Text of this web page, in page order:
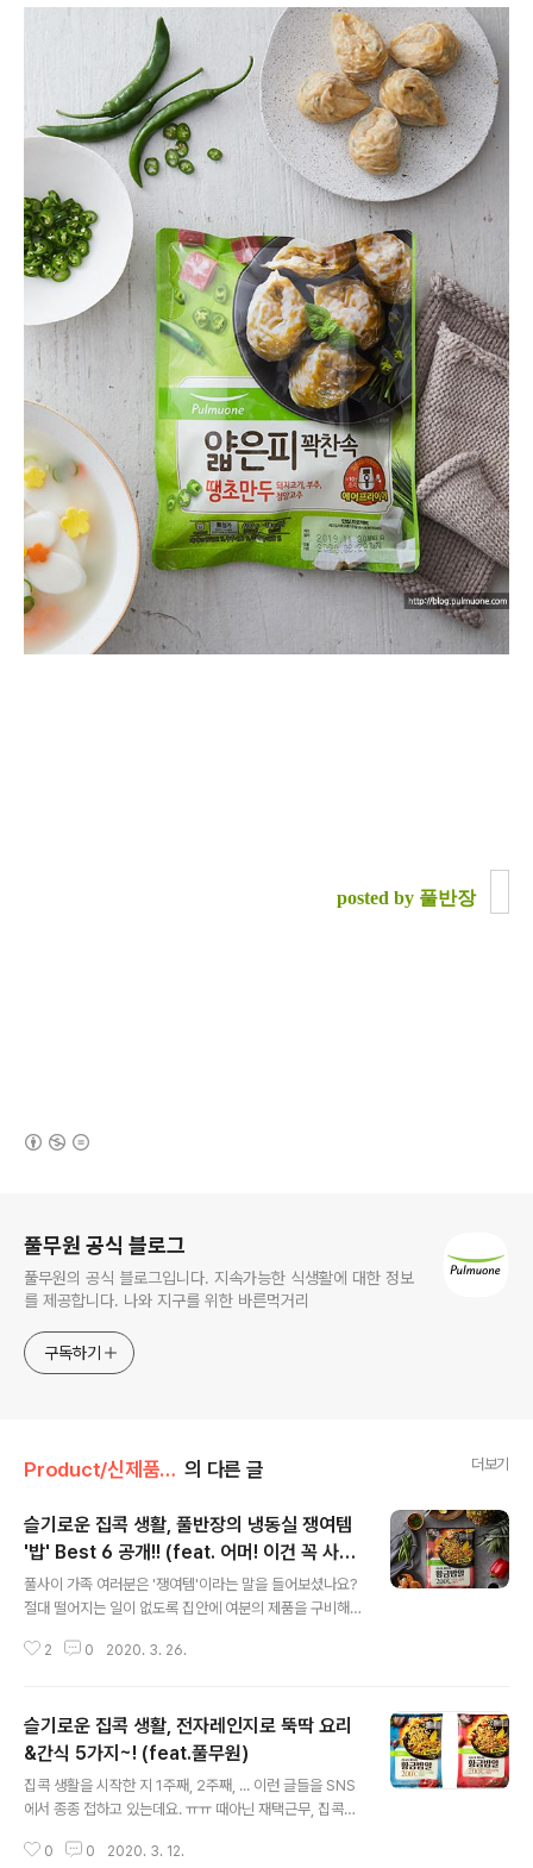
posted by 풀반장
풀무원 공식 블로그
풀무원의 공식 블로그입니다. 지속가능한 식생활에 대한 정보
를 제공합니다. 나와 지구를 위한 바른먹거리
구독하기
Product/신제품 인사드려요! 의 다른 글 더보기
슬기로운 집콕 생활, 풀반장의 냉동실 쟁여템
'밥' Best 6 공개!! (feat. 어머! 이건 꼭 사야
해!!)
풀사이 가족 여러분은 '쟁여템'이라는 말을 들어보셨나요?
절대 떨어지는 일이 없도록 집안에 여분의 제품을 구비해
쟁여템으로서 최고의 인기를 끌고 있는 것은... 바로 냉동식
팬이나 전자레인지에 데우기만 하면 식사 준비가 끝나는
간편함은 물론 쟁여둬도 부담없는 긴 보존력까지! 쟁여템
으로 좋은 자질(?)을 모두 갖췄다 할 수 있는데요. 더욱이
최근 재택근무로 인해 강제 집돌이, 집순이가 된 사람들의
슬기로운 집콕 생활을 위해 더더욱 필수 쟁여템으로 등극
~! 사실 풀반장도 냉동실에 냉동쟁여템으로 여러가지 밥들
2 0 2020. 3. 26.
슬기로운 집콕 생활, 전자레인지로 뚝딱 요리
&간식 5가지~! (feat.풀무원)
집콕 생활을 시작한 지 1주째, 2주째, ... 이런 글들을 SNS
에서 종종 접하고 있는데요. ㅠㅠ 때아닌 재택근무, 집콕생
아요. 외식은 커녕 배달음식도 망설여지는 요즘, 개학도 미
0 0 2020. 3. 12.